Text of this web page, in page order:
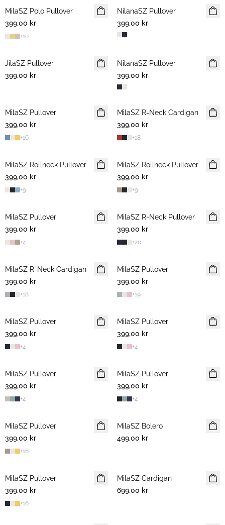
2 FOR 700 NOK
MilaSZ Polo Pullover
399,00 kr
+10
NYHET
NilanaSZ Pullover
399,00 kr
NYHET
2 FOR 700 NOK
JilaSZ Pullover
399,00 kr
NYHET
NilanaSZ Pullover
399,00 kr
NYHET
2 FOR 700 NOK
MilaSZ Pullover
399,00 kr
+16
NYHET
2 FOR 700 NOK
MilaSZ R-Neck Cardigan
399,00 kr
+18
2 FOR 700 NOK
MilaSZ Rollneck Pullover
399,00 kr
+9
2 FOR 700 NOK
MilaSZ Rollneck Pullover
399,00 kr
+9
2 FOR 700 NOK
MilaSZ Pullover
399,00 kr
+4
2 FOR 700 NOK
MilaSZ R-Neck Pullover
399,00 kr
+20
2 FOR 700 NOK
MilaSZ R-Neck Cardigan
399,00 kr
+18
2 FOR 700 NOK
MilaSZ Pullover
399,00 kr
+19
2 FOR 700 NOK
MilaSZ Pullover
399,00 kr
+4
2 FOR 700 NOK
MilaSZ Pullover
399,00 kr
+4
2 FOR 700 NOK
MilaSZ Pullover
399,00 kr
+4
2 FOR 700 NOK
MilaSZ Pullover
399,00 kr
+4
2 FOR 700 NOK
MilaSZ Pullover
399,00 kr
+16
MilaSZ Bolero
499,00 kr
2 FOR 700 NOK
MilaSZ Pullover
399,00 kr
+16
MilaSZ Cardigan
699,00 kr